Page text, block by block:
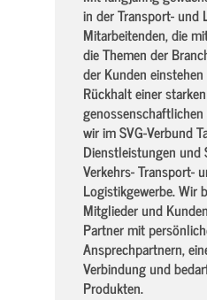
in der Transport- und
Mitarbeitenden, die
die Themen der
der Kunden
Rückhalt einer starken
wir im SVG-Verbund
Dienstleistungen und
Verkehrs- Transport-
Logistikgewerbe. Wir
Mitglieder und
Partner mit
Ansprechpartnern,
Verbindung und
Produkten.